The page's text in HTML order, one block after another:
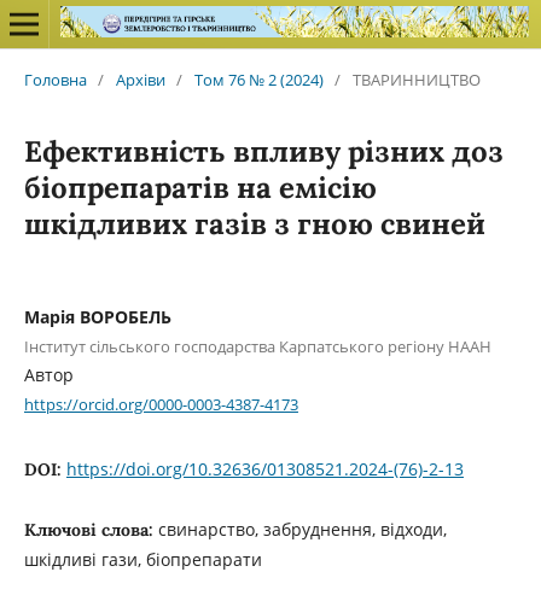
Головна / Архіви / Том 76 № 2 (2024) / ТВАРИННИЦТВО
Ефективність впливу різних доз
біопрепаратів на емісію
шкідливих газів з гною свиней
Марія ВОРОБЕЛЬ
Інститут сільського господарства Карпатського регіону НААН
Автор
https://orcid.org/0000-0003-4387-4173
DOI: https://doi.org/10.32636/01308521.2024-(76)-2-13
Ключові слова: свинарство, забруднення, відходи,
шкідливі гази, біопрепарати